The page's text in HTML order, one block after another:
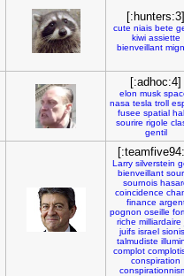
[:hunters:3]
cute niais bete
kiwi assiette
bienveillant
[:adhoc:4]
elon musk
nasa tesla troll
fusee spatial
sourire rigole
gentil
Larry silverstein
bienveillant
sournois
coincidence
finance
pognon oseille
riche milliardaire
juifs israel
talmudiste
complot
conspiration